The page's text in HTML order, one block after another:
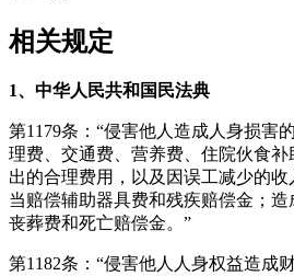
相关规定
1、中华人民共和国民法典
第1179条： “侵害他人造成人身损害
理费、交通费、营养费、住院伙食
出的合理费用，以及因误工减少的
当赔偿辅助器具费和残疾赔偿金；
丧葬费和死亡赔偿金。 ”
第1182条： “侵害他人人身权益造成